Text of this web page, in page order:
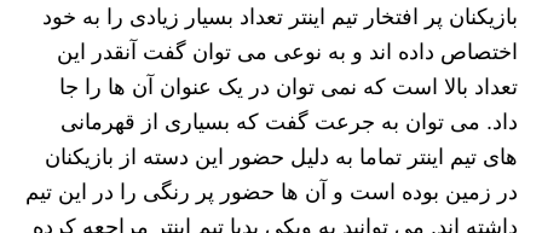
بازیکنان پر افتخار تیم اینتر تعداد بسیار زیادی را به خود
اختصاص داده اند و به نوعی می توان گفت آنقدر این
تعداد بالا است که نمی توان در یک عنوان آن ها را جا
داد. می توان به جرعت گفت که بسیاری از قهرمانی
های تیم اینتر تماما به دلیل حضور این دسته از بازیکنان
در زمین بوده است و آن ها حضور پر رنگی را در این تیم
داشته اند. می توانید به ویکی پدیا تیم اینتر مراجعه کرده